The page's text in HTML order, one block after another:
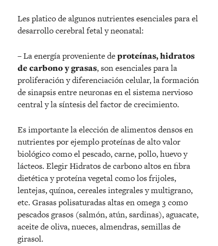
Les platico de algunos nutrientes esenciales para el
desarrollo cerebral fetal y neonatal:
– La energía proveniente deproteínas, hidratos
de carbono y grasas, son esenciales para la
proliferación y diferenciación celular, la formación
de sinapsis entre neuronas en el sistema nervioso
central y la síntesis del factor de crecimiento.
Es importante la elección de alimentos densos en
nutrientes por ejemplo proteínas de alto valor
biológico como el pescado, carne, pollo, huevo y
lácteos. Elegir Hidratos de carbono altos en fibra
dietética y proteína vegetal como los frijoles,
lentejas, quínoa, cereales integrales y multigrano,
etc. Grasas polisaturadas altas en omega 3 como
pescados grasos (salmón, atún, sardinas), aguacate,
aceite de oliva, nueces, almendras, semillas de
girasol.